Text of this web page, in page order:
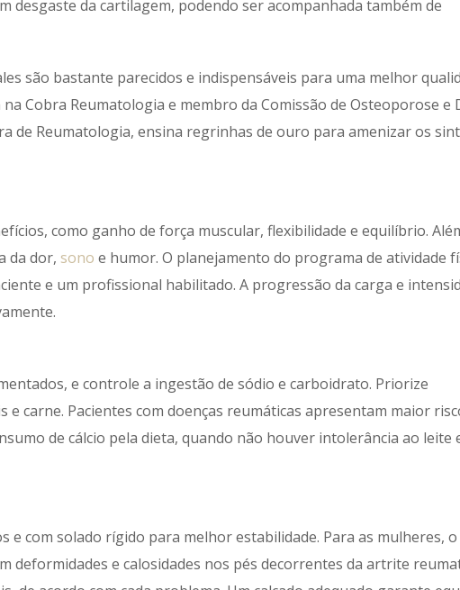
desgaste da cartilagem, podendo ser acompanhada também de
são bastante parecidos e indispensáveis para uma melhor
Cobra Reumatologia e membro da Comissão de Osteoporose e
de Reumatologia, ensina regrinhas de ouro para amenizar os
como ganho de força muscular, flexibilidade e equilíbrio.
da dor, sono e humor. O planejamento do programa de atividade
e um profissional habilitado. A progressão da carga e
e controle a ingestão de sódio e carboidrato. Priorize
e carne. Pacientes com doenças reumáticas apresentam maior
de cálcio pela dieta, quando não houver intolerância ao leite
e com solado rígido para melhor estabilidade. Para as mulheres, o
deformidades e calosidades nos pés decorrentes da artrite